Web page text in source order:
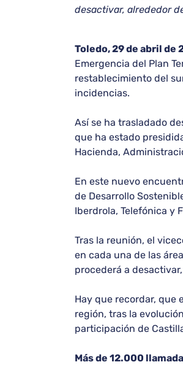
desactivar, alrededor
Toledo, 29 de abril de
Emergencia del Plan
restablecimiento del
incidencias.
Así se ha trasladado
que ha estado
Hacienda,
En este nuevo
de Desarrollo
Iberdrola, Telefónica y
Tras la reunión, el
en cada una de las
procederá a
Hay que recordar, que
región, tras la
participación de
Más de 12.000